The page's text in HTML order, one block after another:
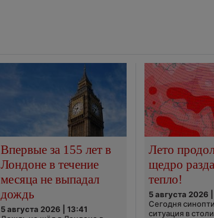
Впервые за 155 лет в
Лондоне в течение
месяца не выпадал
дождь
5 августа 2026 | 13:41
Лето
щедро
тепло!
5 августа 2026
Сегодня
ситуация в